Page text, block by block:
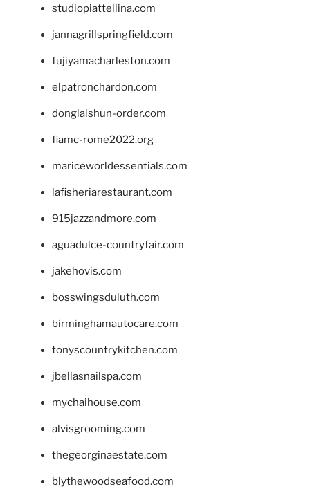
studiopiattellina.com
jannagrillspringfield.com
fujiyamacharleston.com
elpatronchardon.com
donglaishun-order.com
fiamc-rome2022.org
mariceworldessentials.com
lafisheriarestaurant.com
915jazzandmore.com
aguadulce-countryfair.com
jakehovis.com
bosswingsduluth.com
birminghamautocare.com
tonyscountrykitchen.com
jbellasnailspa.com
mychaihouse.com
alvisgrooming.com
thegeorginaestate.com
blythewoodseafood.com